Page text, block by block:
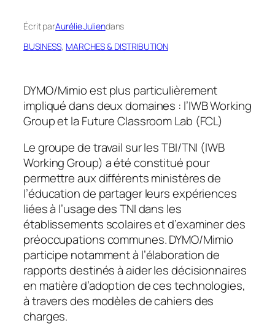
Écrit parAurélie Juliendans
BUSINESS, MARCHES & DISTRIBUTION
DYMO/Mimio est plus particulièrement
impliqué dans deux domaines : l’IWB Working
Group et la Future Classroom Lab (FCL)
Le groupe de travail sur les TBI/TNI (IWB
Working Group) a été constitué pour
permettre aux différents ministères de
l’éducation de partager leurs expériences
liées à l’usage des TNI dans les
établissements scolaires et d’examiner des
préoccupations communes. DYMO/Mimio
participe notamment à l’élaboration de
rapports destinés à aider les décisionnaires
en matière d’adoption de ces technologies,
à travers des modèles de cahiers des
charges.